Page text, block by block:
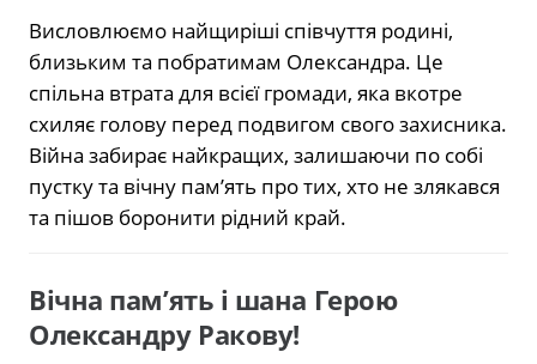
Висловлюємо найщиріші співчуття родині,
близьким та побратимам Олександра. Це
спільна втрата для всієї громади, яка вкотре
схиляє голову перед подвигом свого захисника.
Війна забирає найкращих, залишаючи по собі
пустку та вічну пам’ять про тих, хто не злякався
та пішов боронити рідний край.
Вічна пам’ять і шана Герою
Олександру Ракову!